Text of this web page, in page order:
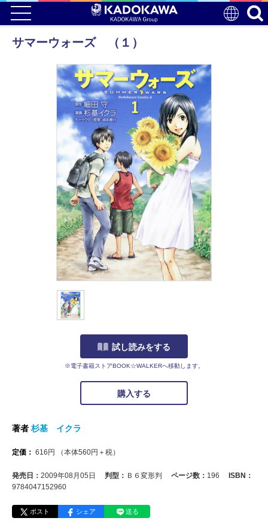
サマーウォーズ （１）
試し読みをする
※電子書籍ストアBOOK☆WALKERへ移動します。
購入する
著者 杉基 イクラ
定価： 616 円 （本体560円＋税）
発売日： 2009年08月05日 判型： Ｂ６変形判 ページ数： 196
ISBN：
9784047152960
ポスト シェア 送る